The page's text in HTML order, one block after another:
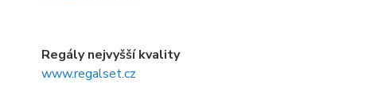
Regály nejvyšší kvality
www.regalset.cz